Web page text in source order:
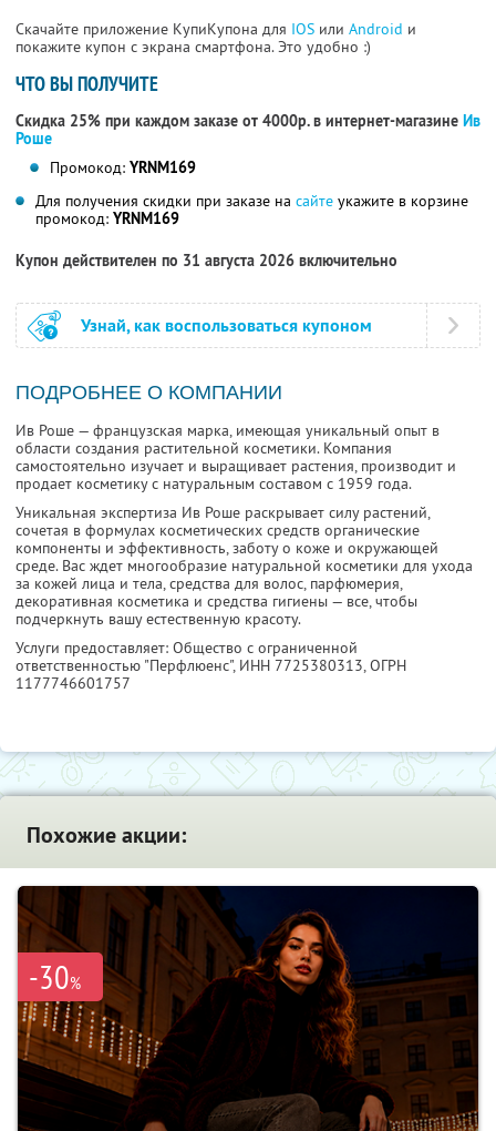
Скачайте приложение КупиКупона для IOS или Android и
покажите купон с экрана смартфона. Это удобно :)
ЧТО ВЫ ПОЛУЧИТЕ
Скидка 25% при каждом заказе от 4000р. в интернет-магазине Ив
Роше
Промокод: YRNM169
Для получения скидки при заказе на сайте укажите в корзине
промокод: YRNM169
Купон действителен по 31 августа 2026 включительно
Узнай, как воспользоваться купоном
ПОДРОБНЕЕ О КОМПАНИИ
Ив Роше — французская марка, имеющая уникальный опыт в
области создания растительной косметики. Компания
самостоятельно изучает и выращивает растения, производит и
продает косметику с натуральным составом с 1959 года.
Уникальная экспертиза Ив Роше раскрывает силу растений,
сочетая в формулах косметических средств органические
компоненты и эффективность, заботу о коже и окружающей
среде. Вас ждет многообразие натуральной косметики для ухода
за кожей лица и тела, средства для волос, парфюмерия,
декоративная косметика и средства гигиены — все, чтобы
подчеркнуть вашу естественную красоту.
Услуги предоставляет: Общество с ограниченной
ответственностью "Перфлюенс", ИНН 7725380313, ОГРН
1177746601757
Похожие акции:
-30%